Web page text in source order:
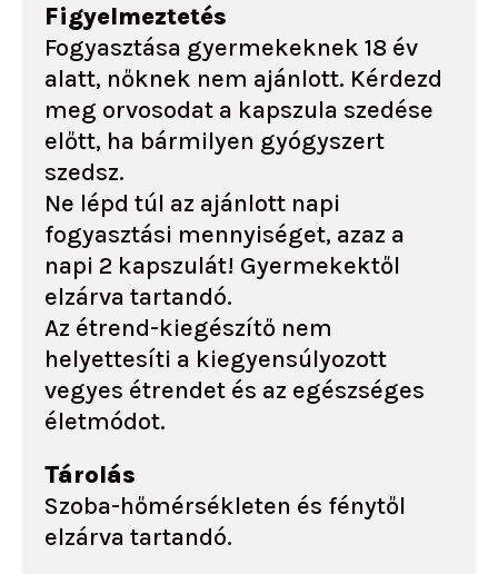
Figyelmeztetés
Fogyasztása gyermekeknek 18 év
alatt, nőknek nem ajánlott. Kérdezd
meg orvosodat a kapszula szedése
előtt, ha bármilyen gyógyszert
szedsz.
Ne lépd túl az ajánlott napi
fogyasztási mennyiséget, azaz a
napi 2 kapszulát! Gyermekektől
elzárva tartandó.
Az étrend-kiegészítő nem
helyettesíti a kiegyensúlyozott
vegyes étrendet és az egészséges
életmódot.
Tárolás
Szoba-hőmérsékleten és fénytől
elzárva tartandó.